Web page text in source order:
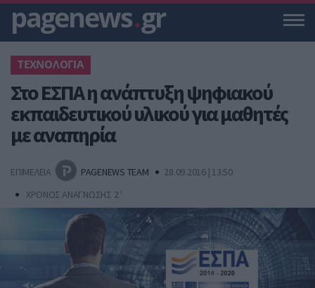
pagenews.gr
ΤΕΧΝΟΛΟΓΙΑ
Στο ΕΣΠΑ η ανάπτυξη ψηφιακού
εκπαιδευτικού υλικού για μαθητές
με αναπηρία
ΕΠΙΜΕΛΕΙΑ PAGENEWS TEAM
28.09.2016 | 13:50
ΧΡΟΝΟΣ ΑΝΑΓΝΩΣΗΣ 2 '